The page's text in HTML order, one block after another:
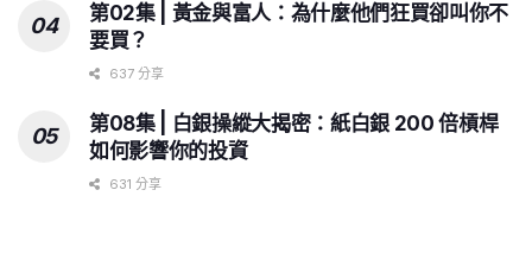
第02集 | 黃金與富人：為什麼他們狂買卻叫你不
要買？
637 分享
第08集 | 白銀操縱大揭密：紙白銀 200 倍槓桿
如何影響你的投資
631 分享